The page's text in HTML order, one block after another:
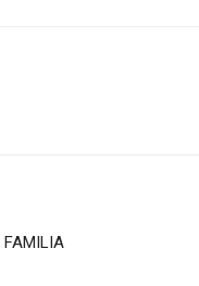
FAMILIA